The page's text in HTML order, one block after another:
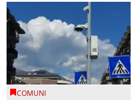
COMUNI